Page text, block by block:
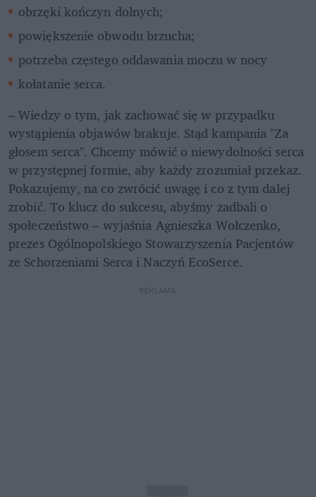
obrzęki kończyn dolnych;
powiększenie obwodu brzucha;
potrzeba częstego oddawania moczu w nocy
kołatanie serca.
– Wiedzy o tym, jak zachować się w przypadku
wystąpienia objawów brakuje. Stąd kampania "Za
głosem serca". Chcemy mówić o niewydolności serca
w przystępnej formie, aby każdy zrozumiał przekaz.
Pokazujemy, na co zwrócić uwagę i co z tym dalej
zrobić. To klucz do sukcesu, abyśmy zadbali o
społeczeństwo – wyjaśnia Agnieszka Wołczenko,
prezes Ogólnopolskiego Stowarzyszenia Pacjentów
ze Schorzeniami Serca i Naczyń EcoSerce.
REKLAMA